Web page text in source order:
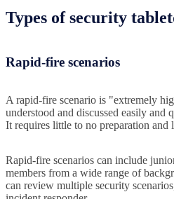
Types of security
Rapid-fire scenarios
A rapid-fire scenario is "extremely
understood and discussed easily
It requires little to no preparation and
Rapid-fire scenarios can include
members from a wide range of
can review multiple security